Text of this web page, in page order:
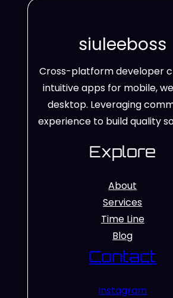
siuleeboss
Cross-platform developer
intuitive apps for mobile,
desktop. Leveraging
experience to build quality
Explore
About
Services
Time Line
Blog
Contact
Instagram